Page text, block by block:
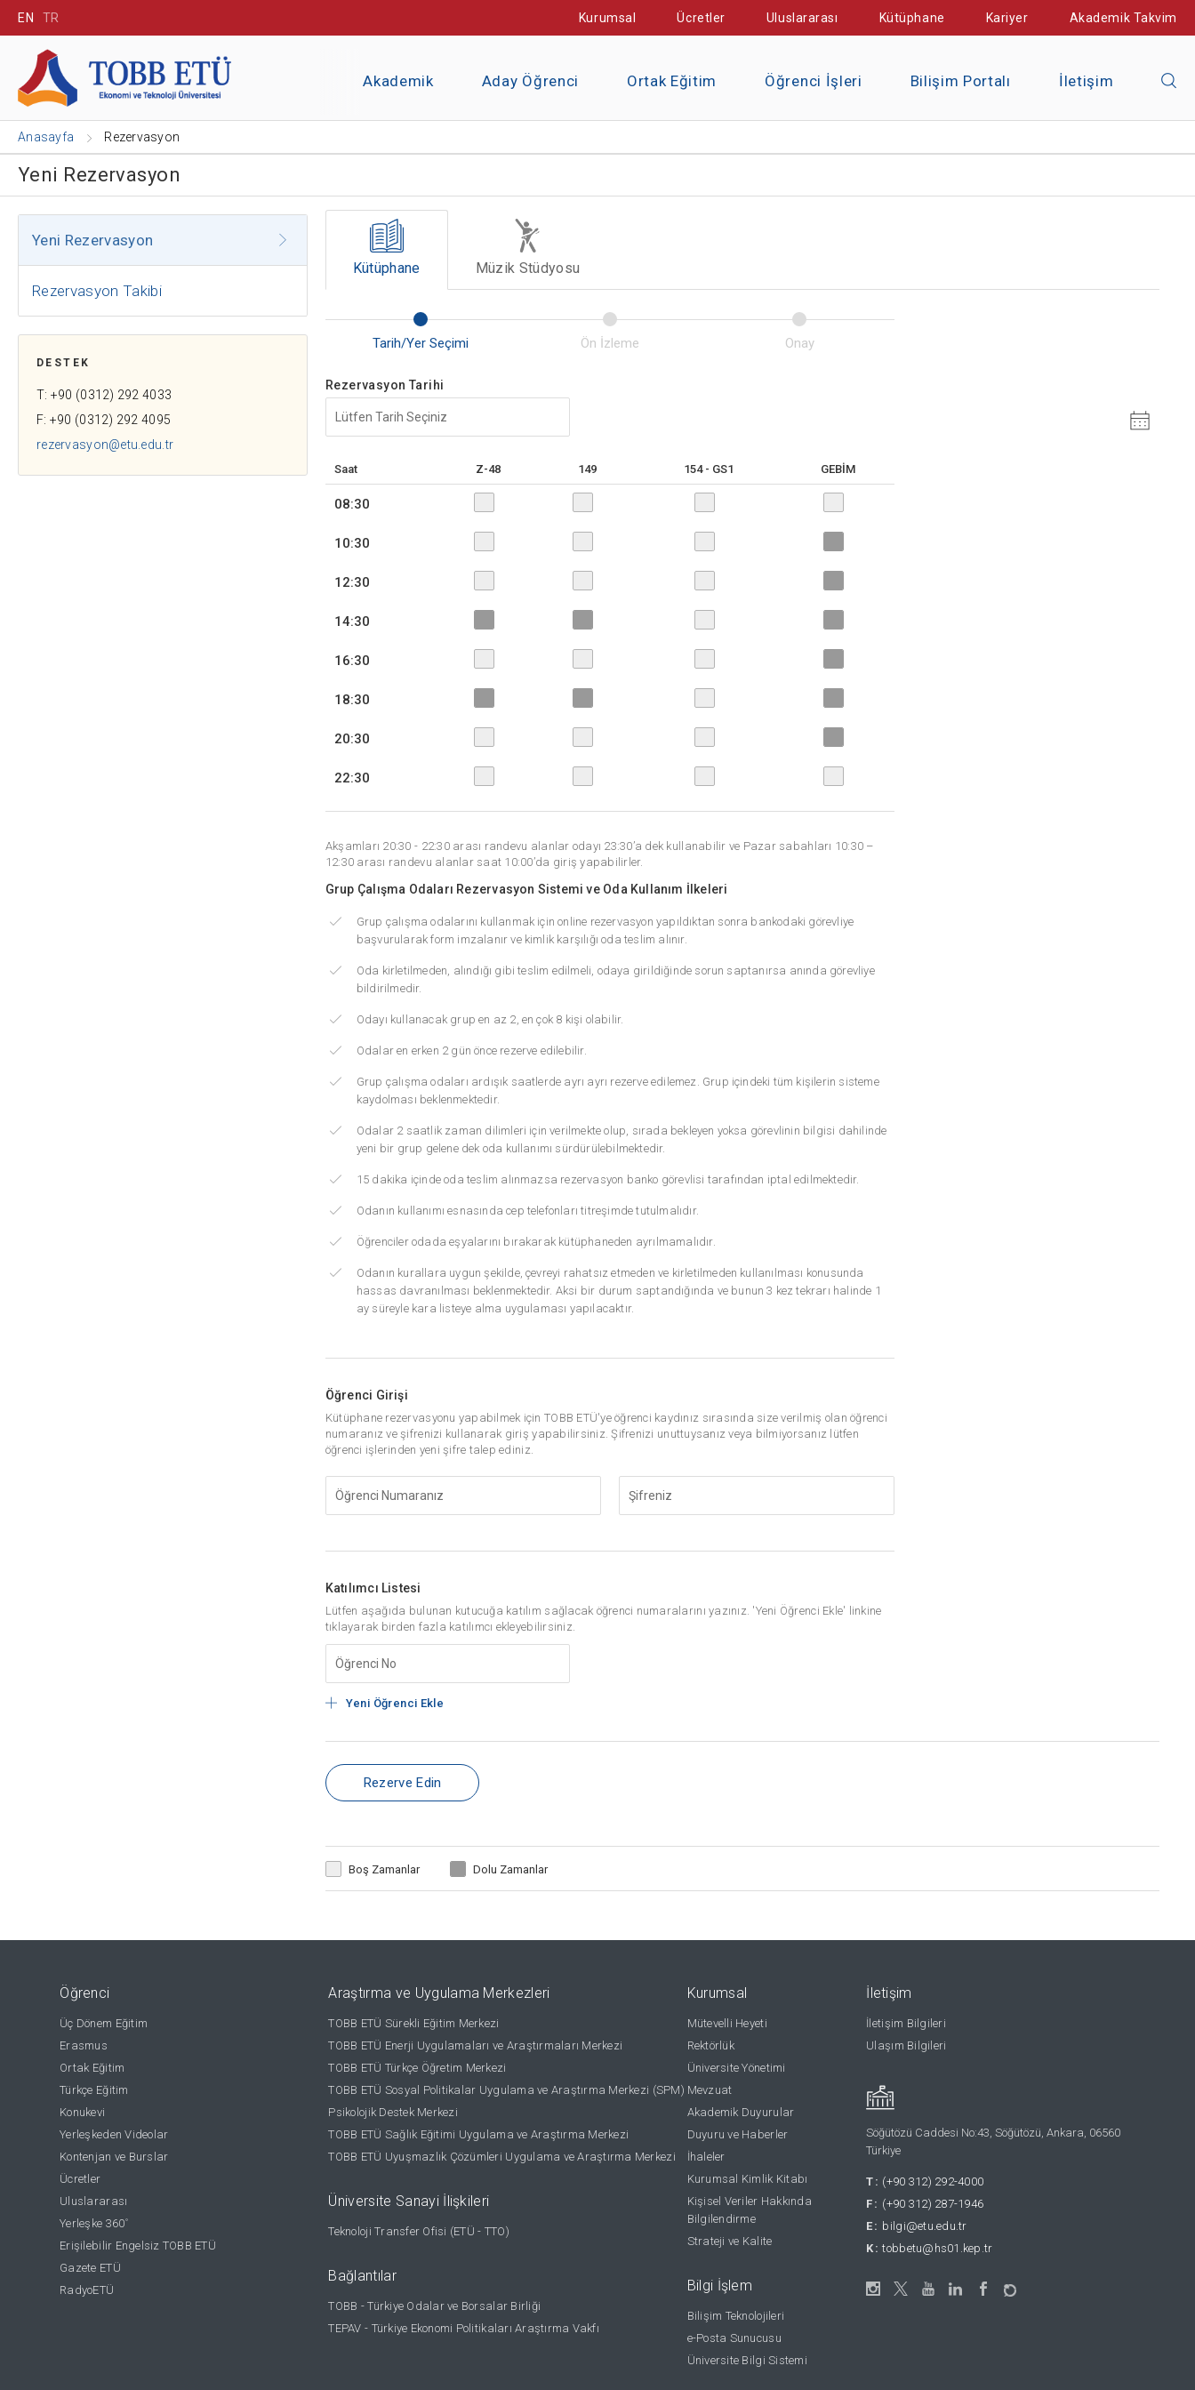
EN TR Kurumsal Ücretler Uluslararası Kütüphane Kariyer Akademik Takvim
Akademik Aday Öğrenci Ortak Eğitim Öğrenci İşleri Bilişim Portalı İletişim
Anasayfa Rezervasyon
Yeni Rezervasyon
Yeni Rezervasyon
Rezervasyon Takibi
DESTEK
T: +90 (0312) 292 4033
F: +90 (0312) 292 4095
rezervasyon@etu.edu.tr
Kütüphane
Rezervasyon Tarihi
Saat Z-48 149 154 - GS1 GEBİM
08:30
10:30
12:30
14:30
16:30
18:30
20:30
22:30
Akşamları 20:30 - 22:30 arası randevu alanlar odayı 23:30’a dek kullanabilir ve Pazar sabahları 10:30 –
12:30 arası randevu alanlar saat 10:00’da giriş yapabilirler.
Grup Çalışma Odaları Rezervasyon Sistemi ve Oda Kullanım İlkeleri
Grup çalışma odalarını kullanmak için online rezervasyon yapıldıktan sonra bankodaki görevliye
başvurularak form imzalanır ve kimlik karşılığı oda teslim alınır.
Oda kirletilmeden, alındığı gibi teslim edilmeli, odaya girildiğinde sorun saptanırsa anında görevliye
bildirilmedir.
Odayı kullanacak grup en az 2, en çok 8 kişi olabilir.
Odalar en erken 2 gün önce rezerve edilebilir.
Grup çalışma odaları ardışık saatlerde ayrı ayrı rezerve edilemez. Grup içindeki tüm kişilerin sisteme
kaydolması beklenmektedir.
Odalar 2 saatlik zaman dilimleri için verilmekte olup, sırada bekleyen yoksa görevlinin bilgisi dahilinde
yeni bir grup gelene dek oda kullanımı sürdürülebilmektedir.
15 dakika içinde oda teslim alınmazsa rezervasyon banko görevlisi tarafından iptal edilmektedir.
Odanın kullanımı esnasında cep telefonları titreşimde tutulmalıdır.
Öğrenciler odada eşyalarını bırakarak kütüphaneden ayrılmamalıdır.
Odanın kurallara uygun şekilde, çevreyi rahatsız etmeden ve kirletilmeden kullanılması konusunda
hassas davranılması beklenmektedir. Aksi bir durum saptandığında ve bunun 3 kez tekrarı halinde 1
ay süreyle kara listeye alma uygulaması yapılacaktır.
Öğrenci Girişi
Kütüphane rezervasyonu yapabilmek için TOBB ETÜ'ye öğrenci kaydınız sırasında size verilmiş olan öğrenci
numaranız ve şifrenizi kullanarak giriş yapabilirsiniz. Şifrenizi unuttuysanız veya bilmiyorsanız lütfen
öğrenci işlerinden yeni şifre talep ediniz.
Katılımcı Listesi
Lütfen aşağıda bulunan kutucuğa katılım sağlacak öğrenci numaralarını yazınız. 'Yeni Öğrenci Ekle' linkine
tıklayarak birden fazla katılımcı ekleyebilirsiniz.
Yeni Öğrenci Ekle
Rezerve Edin
Boş Zamanlar Dolu Zamanlar
Müzik Stüdyosu
Öğrenci
Üç Dönem Eğitim
Erasmus
Ortak Eğitim
Türkçe Eğitim
Konukevi
Yerleşkeden Videolar
Kontenjan ve Burslar
Ücretler
Uluslararası
Yerleşke 360°
Erişilebilir Engelsiz TOBB ETÜ
Gazete ETÜ
RadyoETÜ
Araştırma ve Uygulama Merkezleri
TOBB ETÜ Sürekli Eğitim Merkezi
TOBB ETÜ Enerji Uygulamaları ve Araştırmaları Merkezi
TOBB ETÜ Türkçe Öğretim Merkezi
TOBB ETÜ Sosyal Politikalar Uygulama ve Araştırma Merkezi (SPM)
Psikolojik Destek Merkezi
TOBB ETÜ Sağlık Eğitimi Uygulama ve Araştırma Merkezi
TOBB ETÜ Uyuşmazlık Çözümleri Uygulama ve Araştırma Merkezi
Üniversite Sanayi İlişkileri
Teknoloji Transfer Ofisi (ETÜ - TTO)
Bağlantılar
TOBB - Türkiye Odalar ve Borsalar Birliği
TEPAV - Türkiye Ekonomi Politikaları Araştırma Vakfı
Kurumsal
Mütevelli Heyeti
Rektörlük
Üniversite Yönetimi
Mevzuat
Akademik Duyurular
Duyuru ve Haberler
İhaleler
Kurumsal Kimlik Kitabı
Kişisel Veriler Hakkında
Bilgilendirme
Strateji ve Kalite
Bilgi İşlem
Bilişim Teknolojileri
e-Posta Sunucusu
Üniversite Bilgi Sistemi
İletişim
İletişim Bilgileri
Ulaşım Bilgileri
Söğütözü Caddesi No:43, Söğütözü, Ankara, 06560
Türkiye
T: (+90 312) 292-4000
F: (+90 312) 287-1946
E: bilgi@etu.edu.tr
K: tobbetu@hs01.kep.tr